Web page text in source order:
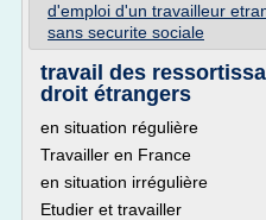
d'emploi d'un travailleur
sans securite sociale
travail des
droit étrangers
en situation régulière
Travailler en France
en situation irrégulière
Etudier et travailler